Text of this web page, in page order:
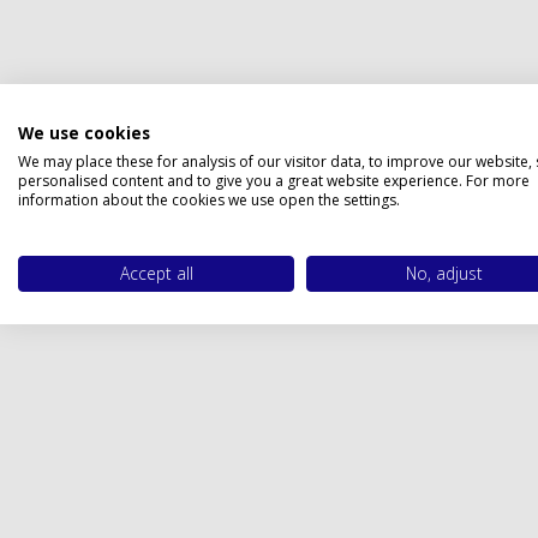
We use cookies
We may place these for analysis of our visitor data, to improve our website,
personalised content and to give you a great website experience. For more
information about the cookies we use open the settings.
Accept all No, adjust